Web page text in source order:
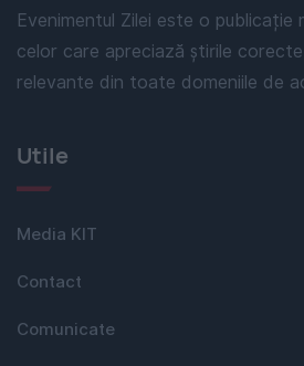
Evenimentul Zilei este o publicație
celor care apreciază știrile
relevante din toate domeniile de
Utile
Media KIT
Contact
Comunicate